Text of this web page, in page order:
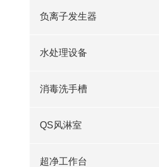
负离子发生器
水处理设备
消毒洗手槽
QS风淋室
超净工作台